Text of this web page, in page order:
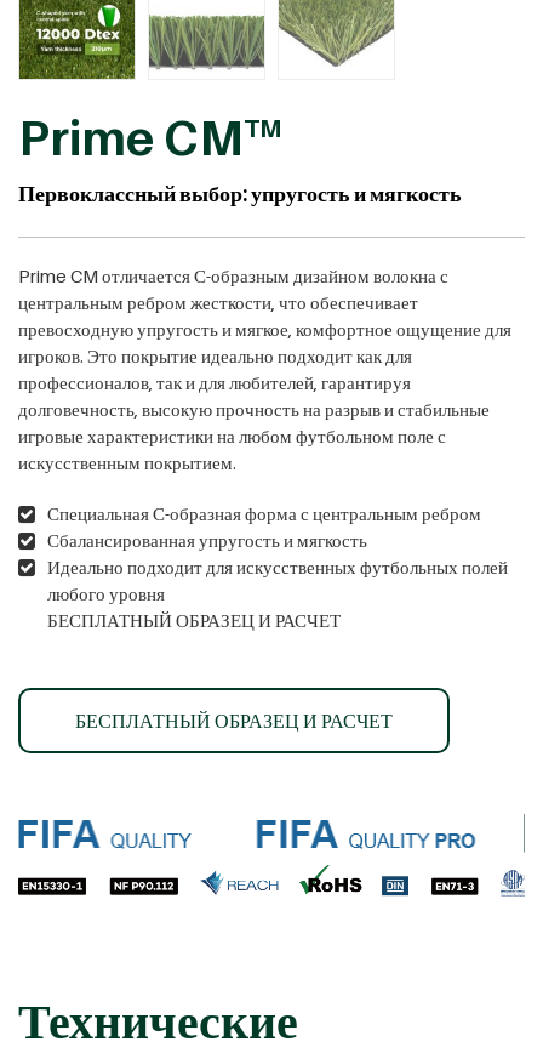
Prime CMTM
Первоклассный выбор: упругость и мягкость
Prime CM отличается С-образным дизайном волокна с
центральным ребром жесткости, что обеспечивает
превосходную упругость и мягкое, комфортное ощущение для
игроков. Это покрытие идеально подходит как для
профессионалов, так и для любителей, гарантируя
долговечность, высокую прочность на разрыв и стабильные
игровые характеристики на любом футбольном поле с
искусственным покрытием.
Специальная С-образная форма с центральным ребром
Сбалансированная упругость и мягкость
Идеально подходит для искусственных футбольных полей
любого уровня
БЕСПЛАТНЫЙ ОБРАЗЕЦ И РАСЧЕТ
БЕСПЛАТНЫЙ ОБРАЗЕЦ И РАСЧЕТ
Технические